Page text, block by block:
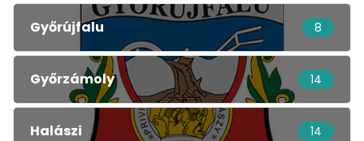
Győrújfalu 8
Győrzámoly 14
Halászi 14